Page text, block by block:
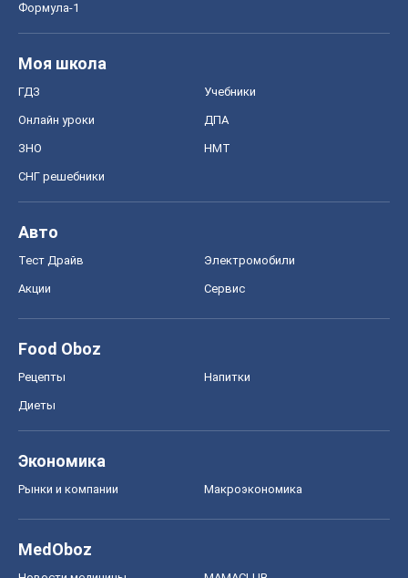
Формула-1
Моя школа
ГДЗ Учебники
Онлайн уроки ДПА
ЗНО НМТ
СНГ решебники
Авто
Тест Драйв Электромобили
Акции Сервис
Food Oboz
Рецепты Напитки
Диеты
Экономика
Рынки и компании Mакроэкономика
MedOboz